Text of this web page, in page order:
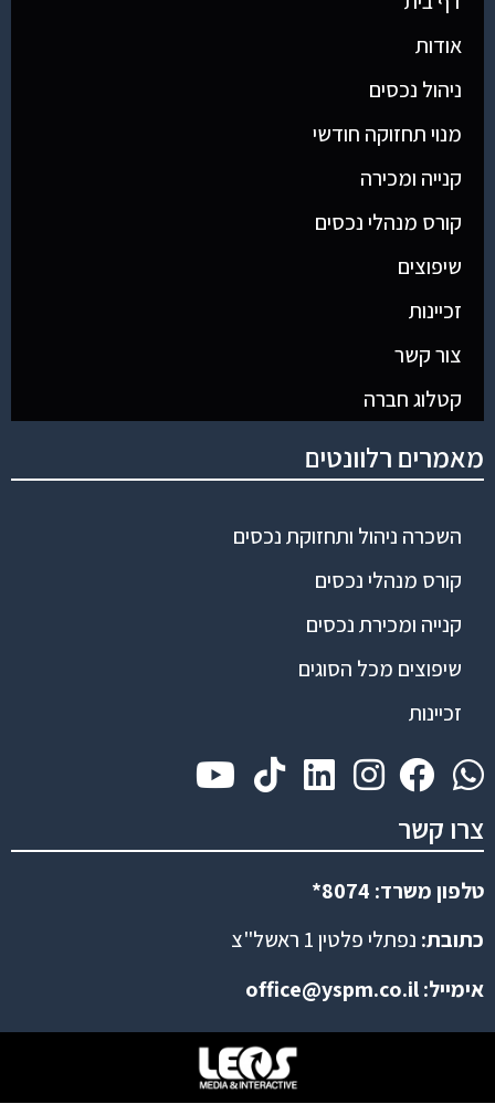
אודות
ניהול נכסים
מנוי תחזוקה חודשי
קנייה ומכירה
קורס מנהלי נכסים
שיפוצים
זכיינות
צור קשר
קטלוג חברה
מאמרים רלוונטים
השכרה ניהול ותחזוקת נכסים
קורס מנהלי נכסים
קנייה ומכירת נכסים
שיפוצים מכל הסוגים
זכיינות
צרו קשר
טלפון משרד: 8074*
כתובת: נפתלי פלטין 1 ראשל"צ
אימייל:office@yspm.co.il